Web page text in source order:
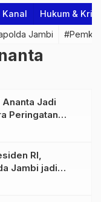
Kanal Hukum &
Jambi
Jadi
Peringatan
Dipimpin
RI,
Jambi jadi
Peringatan